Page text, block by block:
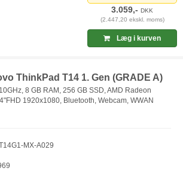
3.059,-DKK
(2.447,20 ekskl. moms)
Læg i kurven
ThinkPad T14 1. Gen (GRADE A)
8 GB RAM, 256 GB SSD, AMD Radeon
1920x1080, Bluetooth, Webcam, WWAN
MX-A029